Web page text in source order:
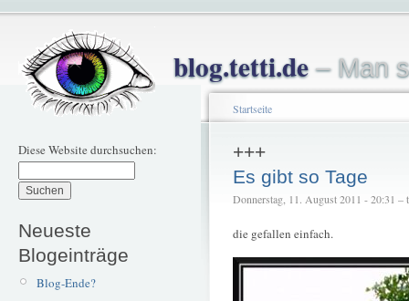
blog.tetti.de– Man
Diese Website durchsuchen:
Neueste
Blogeinträge
Blog-Ende?
Startseite
+++
Es gibt so Tage
Donnerstag, 11. August 2011 - 20:31 –
die gefallen einfach.